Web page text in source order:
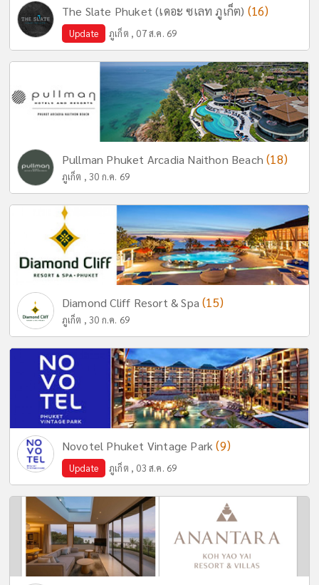
The Slate Phuket (เดอะ ซเลท ภูเก็ต) (16)
Update ภูเก็ต , 07 ส.ค. 69
Pullman Phuket Arcadia Naithon Beach(18)
ภูเก็ต , 30 ก.ค. 69
Diamond Cliff Resort & Spa(15)
ภูเก็ต , 30 ก.ค. 69
Novotel Phuket Vintage Park(9)
Update ภูเก็ต , 03 ส.ค. 69